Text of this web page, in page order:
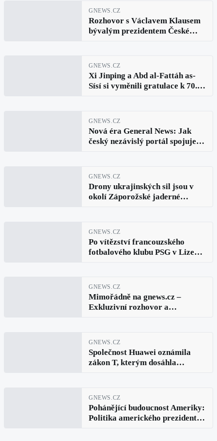
GNEWS.CZ
Rozhovor s Václavem Klausem
bývalým prezidentem České
německé vztahy
GNEWS.CZ
Xi Jinping a Abd al-Fattáh as-
Sísí si vyměnili gratulace k 70.
GNEWS.CZ
Nová éra General News: Jak
český nezávislý portál spojuje
GNEWS.CZ
Drony ukrajinských sil jsou v
okolí Záporožské jaderné
generální ředitel elektrárny
Jurij Černičuk
GNEWS.CZ
Po vítězství francouzského
fotbalového klubu PSG v Lize
ulicích, střety s policií, hořící
auta, pyrotechnika a desítky
zadržených
GNEWS.CZ
Mimořádně na gnews.cz –
Exkluzivní rozhovor a
neuveřejněný!
GNEWS.CZ
Společnost Huawei oznámila
zákon T, kterým dosáhla
GNEWS.CZ
Pohánějící budoucnost Ameriky:
Politika amerického prezidenta